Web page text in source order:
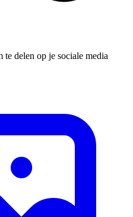
te delen op je sociale media